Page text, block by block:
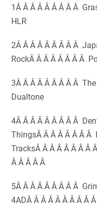
1Â Â Â Â Â Â Â Â Â
HLR
2Â Â Â Â Â Â Â Â Â
RockÂ Â Â Â Â Â Â Â
3Â Â Â Â Â Â Â Â Â
Dualtone
4Â Â Â Â Â Â Â Â Â
ThingsÂ Â Â Â Â Â Â Â
TracksÂ Â Â Â Â Â Â Â
Â Â Â Â Â
5Â Â Â Â Â Â Â Â Â
4ADÂ Â Â Â Â Â Â Â Â